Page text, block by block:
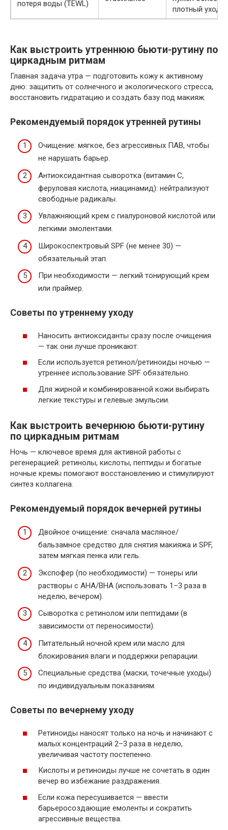
потеря воды (TEWL)
плотный уход
Как выстроить утреннюю бьюти-рутину по
циркадным ритмам
Главная задача утра — подготовить кожу к активному
дню: защитить от солнечного и экологического стресса,
восстановить гидратацию и создать базу под макияж.
Рекомендуемый порядок утренней рутины
Очищение: мягкое, без агрессивных ПАВ, чтобы
не нарушать барьер.
Антиоксидантная сыворотка (витамин C,
феруловая кислота, ниацинамид): нейтрализуют
свободные радикалы.
Увлажняющий крем с гиалуроновой кислотой или
легкими эмолентами.
Широкоспектровый SPF (не менее 30) —
обязательный этап.
При необходимости — легкий тонирующий крем
или праймер.
Советы по утреннему уходу
Наносить антиоксиданты сразу после очищения
— так они лучше проникают.
Если используется ретинол/ретиноиды ночью —
утреннее использование SPF обязательно.
Для жирной и комбинированной кожи выбирать
легкие текстуры и гелевые эмульсии.
Как выстроить вечернюю бьюти-рутину
по циркадным ритмам
Ночь — ключевое время для активной работы с
регенерацией: ретинолы, кислоты, пептиды и богатые
ночные кремы помогают восстановлению и стимулируют
синтез коллагена.
Рекомендуемый порядок вечерней рутины
Двойное очищение: сначала масляное/
бальзамное средство для снятия макияжа и SPF,
затем мягкая пенка или гель.
Экспофер (по необходимости) — тонеры или
растворы с AHA/BHA (использовать 1–3 раза в
неделю, вечером).
Сыворотка с ретинолом или пептидами (в
зависимости от переносимости).
Питательный ночной крем или масло для
блокирования влаги и поддержки репарации.
Специальные средства (маски, точечные уходы)
по индивидуальным показаниям.
Советы по вечернему уходу
Ретиноиды наносят только на ночь и начинают с
малых концентраций 2–3 раза в неделю,
увеличивая частоту постепенно.
Кислоты и ретиноиды лучше не сочетать в один
вечер во избежание раздражения.
Если кожа пересушивается — ввести
барьеросоздающие емоленты и сократить
агрессивные вещества.